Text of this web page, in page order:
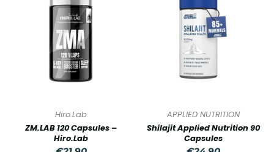
Hiro.Lab
ZM.LAB 120 Capsules –
Hiro.Lab
APPLIED NUTRITION
Shilajit Applied Nutrition 90
Capsules